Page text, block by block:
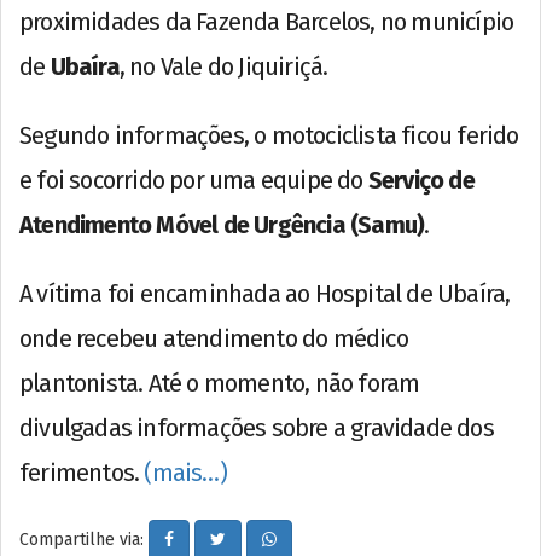
proximidades da Fazenda Barcelos, no município
de Ubaíra, no Vale do Jiquiriçá.
Segundo informações, o motociclista ficou ferido
e foi socorrido por uma equipe do Serviço de
Atendimento Móvel de Urgência (Samu).
A vítima foi encaminhada ao Hospital de Ubaíra,
onde recebeu atendimento do médico
plantonista. Até o momento, não foram
divulgadas informações sobre a gravidade dos
ferimentos. (mais…)
Compartilhe via: